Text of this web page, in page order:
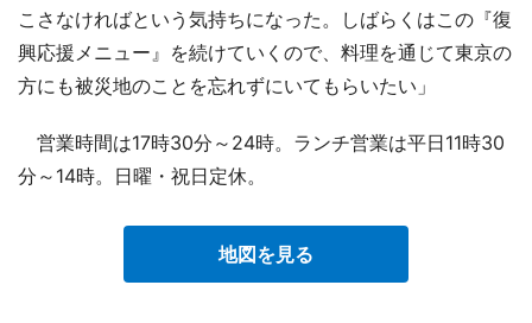
こさなければという気持ちになった。しばらくはこの『復
興応援メニュー』を続けていくので、料理を通じて東京の
方にも被災地のことを忘れずにいてもらいたい」
営業時間は17時30分～24時。ランチ営業は平日11時30
分～14時。日曜・祝日定休。
地図を見る